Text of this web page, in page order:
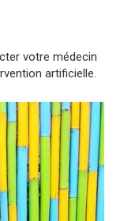
votre médecin
artificielle.